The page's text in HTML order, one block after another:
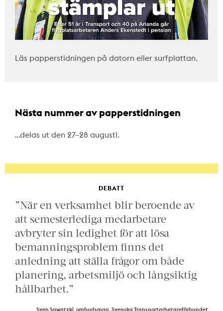
Läs papperstidningen på datorn eller surfplattan.
Nästa nummer av papperstidningen
…delas ut den 27–28 augusti.
DEBATT
”När en verksamhet blir beroende av
att semesterlediga medarbetare
avbryter sin ledighet för att lösa
bemanningsproblem finns det
anledning att ställa frågor om både
planering, arbetsmiljö och långsiktig
hållbarhet.”